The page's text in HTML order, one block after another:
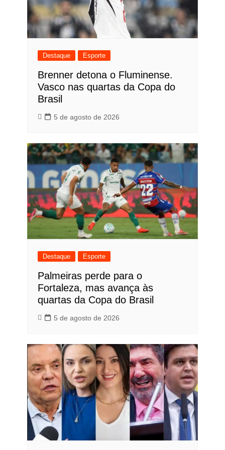
Destaque Esporte
Brenner detona o Fluminense.
Vasco nas quartas da Copa do
Brasil
5 de agosto de 2026
Destaque Esporte
Palmeiras perde para o
Fortaleza, mas avança às
quartas da Copa do Brasil
5 de agosto de 2026